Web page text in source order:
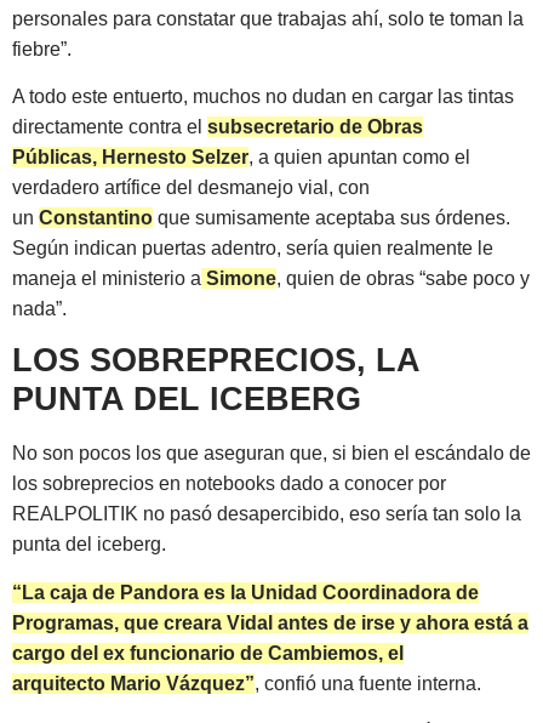
personales para constatar que trabajas ahí, solo te toman la
fiebre”.
A todo este entuerto, muchos no dudan en cargar las tintas
directamente contra el subsecretario de Obras
Públicas, Hernesto Selzer, a quien apuntan como el
verdadero artífice del desmanejo vial, con
un Constantino que sumisamente aceptaba sus órdenes.
Según indican puertas adentro, sería quien realmente le
maneja el ministerio a Simone, quien de obras “sabe poco y
nada”.
LOS SOBREPRECIOS, LA
PUNTA DEL ICEBERG
No son pocos los que aseguran que, si bien el escándalo de
los sobreprecios en notebooks dado a conocer por
REALPOLITIK no pasó desapercibido, eso sería tan solo la
punta del iceberg.
“La caja de Pandora es la Unidad Coordinadora de
Programas, que creara Vidal antes de irse y ahora está a
cargo del ex funcionario de Cambiemos, el
arquitecto Mario Vázquez”, confió una fuente interna.